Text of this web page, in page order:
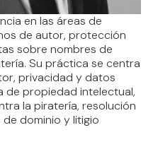
en las áreas de
de autor, protección
sobre nombres de
Su práctica se centra
privacidad y datos
de propiedad intelectual,
la piratería, resolución
dominio y litigio